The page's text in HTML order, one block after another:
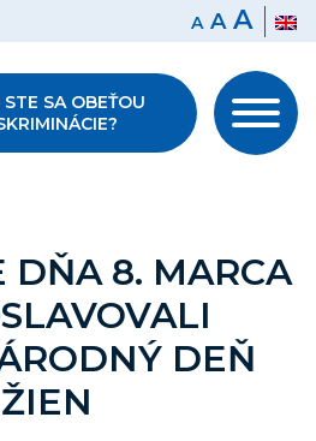
A A A
SA OBEŤOU
DŇA 8. MARCA
DEŇ
ŽIEN